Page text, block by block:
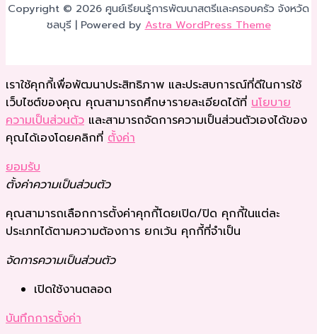
Copyright © 2026 ศูนย์เรียนรู้การพัฒนาสตรีและครอบครัว จังหวัด
ชลบุรี | Powered byAstra WordPress Theme
เราใช้คุกกี้เพื่อพัฒนาประสิทธิภาพ และประสบการณ์ที่ดีในการใช้
เว็บไซต์ของคุณ คุณสามารถศึกษารายละเอียดได้ที่ นโยบาย
ความเป็นส่วนตัว และสามารถจัดการความเป็นส่วนตัวเองได้ของ
คุณได้เองโดยคลิกที่ ตั้งค่า
ยอมรับ
ตั้งค่าความเป็นส่วนตัว
คุณสามารถเลือกการตั้งค่าคุกกี้โดยเปิด/ปิด คุกกี้ในแต่ละ
ประเภทได้ตามความต้องการ ยกเว้น คุกกี้ที่จำเป็น
จัดการความเป็นส่วนตัว
เปิดใช้งานตลอด
บันทึกการตั้งค่า